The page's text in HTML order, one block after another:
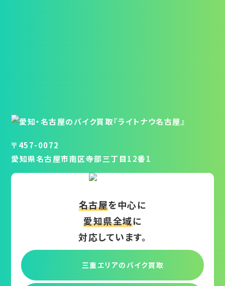
〒457-0072
愛知県名古屋市南区寺部三丁目12番1
名古屋を中心に
愛知県全域に
対応しています。
三重エリアのバイク買取